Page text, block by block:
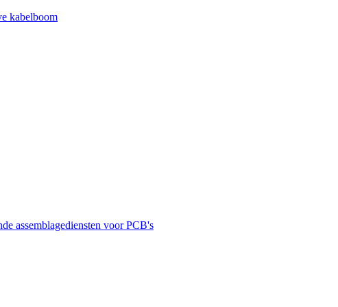
kabelboom
assemblagediensten voor PCB's